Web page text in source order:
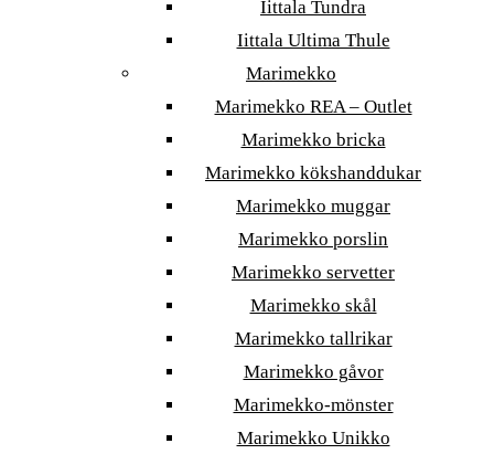
Iittala Tundra
Iittala Ultima Thule
Marimekko
Marimekko REA – Outlet
Marimekko bricka
Marimekko kökshanddukar
Marimekko muggar
Marimekko porslin
Marimekko servetter
Marimekko skål
Marimekko tallrikar
Marimekko gåvor
Marimekko-mönster
Marimekko Unikko